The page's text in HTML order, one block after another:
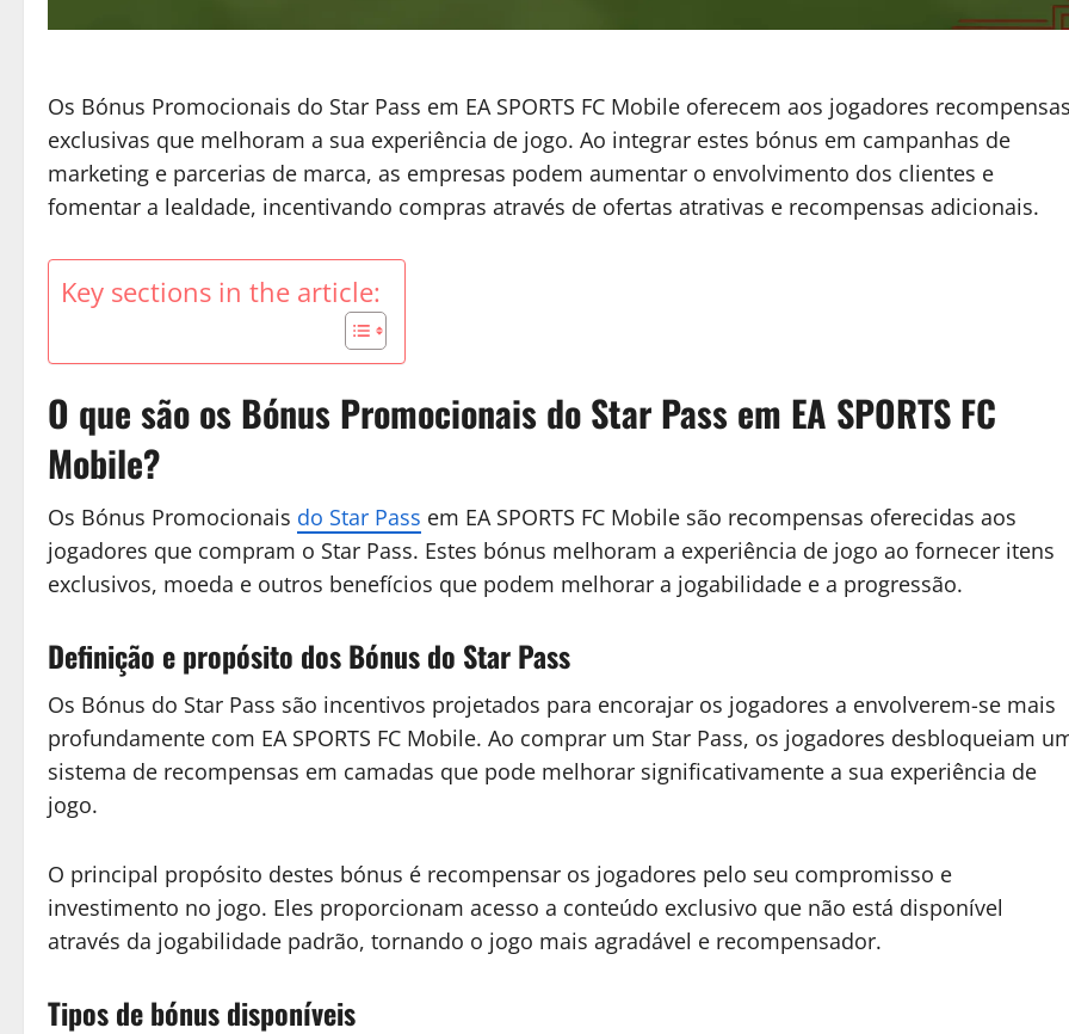
Os Bónus Promocionais do Star Pass em EA SPORTS FC Mobile oferecem aos jogadores
exclusivas que melhoram a sua experiência de jogo. Ao integrar estes bónus em campanhas de
marketing e parcerias de marca, as empresas podem aumentar o envolvimento dos clientes e
fomentar a lealdade, incentivando compras através de ofertas atrativas e recompensas adicionais.
Key sections in the article:
O que são os Bónus Promocionais do Star Pass em EA SPORTS FC
Mobile?
Os Bónus Promocionais do Star Pass em EA SPORTS FC Mobile são recompensas oferecidas aos
jogadores que compram o Star Pass. Estes bónus melhoram a experiência de jogo ao fornecer itens
exclusivos, moeda e outros benefícios que podem melhorar a jogabilidade e a progressão.
Definição e propósito dos Bónus do Star Pass
Os Bónus do Star Pass são incentivos projetados para encorajar os jogadores a envolverem-se mais
profundamente com EA SPORTS FC Mobile. Ao comprar um Star Pass, os jogadores desbloqueiam
sistema de recompensas em camadas que pode melhorar significativamente a sua experiência de
jogo.
O principal propósito destes bónus é recompensar os jogadores pelo seu compromisso e
investimento no jogo. Eles proporcionam acesso a conteúdo exclusivo que não está disponível
através da jogabilidade padrão, tornando o jogo mais agradável e recompensador.
Tipos de bónus disponíveis